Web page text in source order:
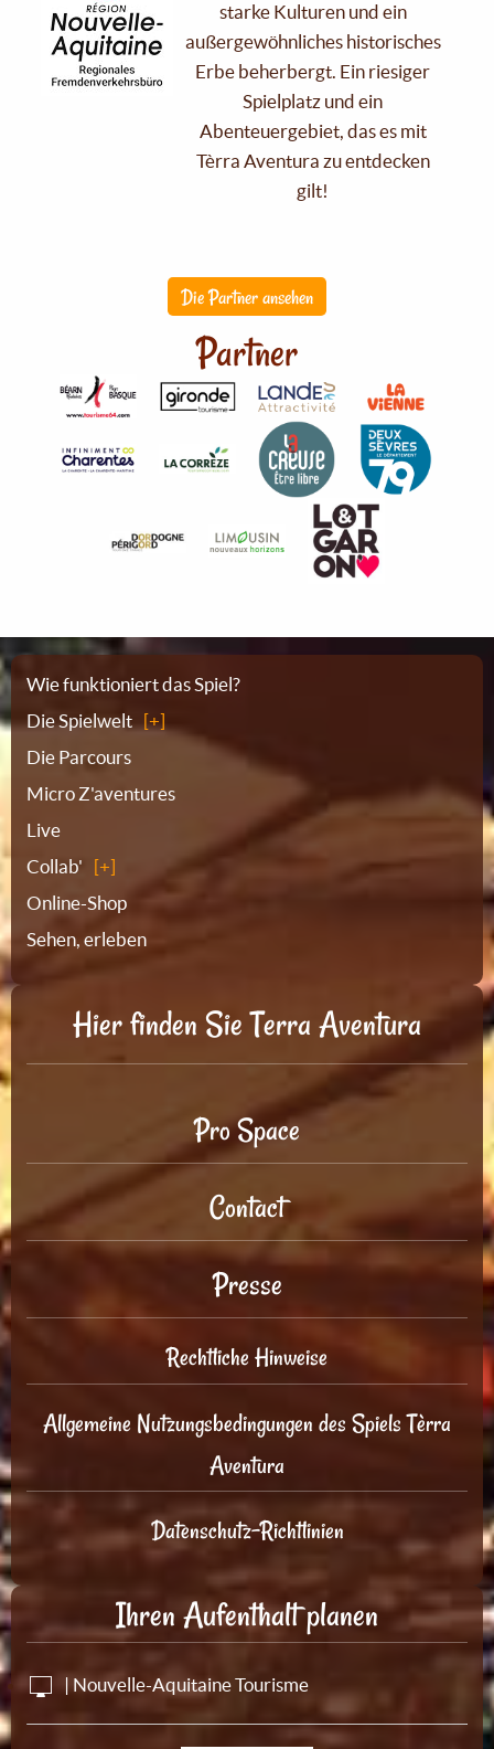
starke Kulturen und ein
außergewöhnliches historisches
Erbe beherbergt. Ein riesiger
Spielplatz und ein
Abenteuergebiet, das es mit
Tèrra Aventura zu entdecken
gilt!
Die Partner ansehen
Partner
Sitemap
Wie funktioniert das Spiel?
Die Spielwelt
Die Parcours
Micro Z'aventures
Live
Collab'
Online-Shop
Sehen, erleben
Hier finden Sie Terra Aventura
Pro Space
Contact
Presse
Rechtliche Hinweise
Allgemeine Nutzungsbedingungen des Spiels Tèrra
Aventura
Datenschutz-Richtlinien
Ihren Aufenthalt planen
| Nouvelle-Aquitaine Tourisme